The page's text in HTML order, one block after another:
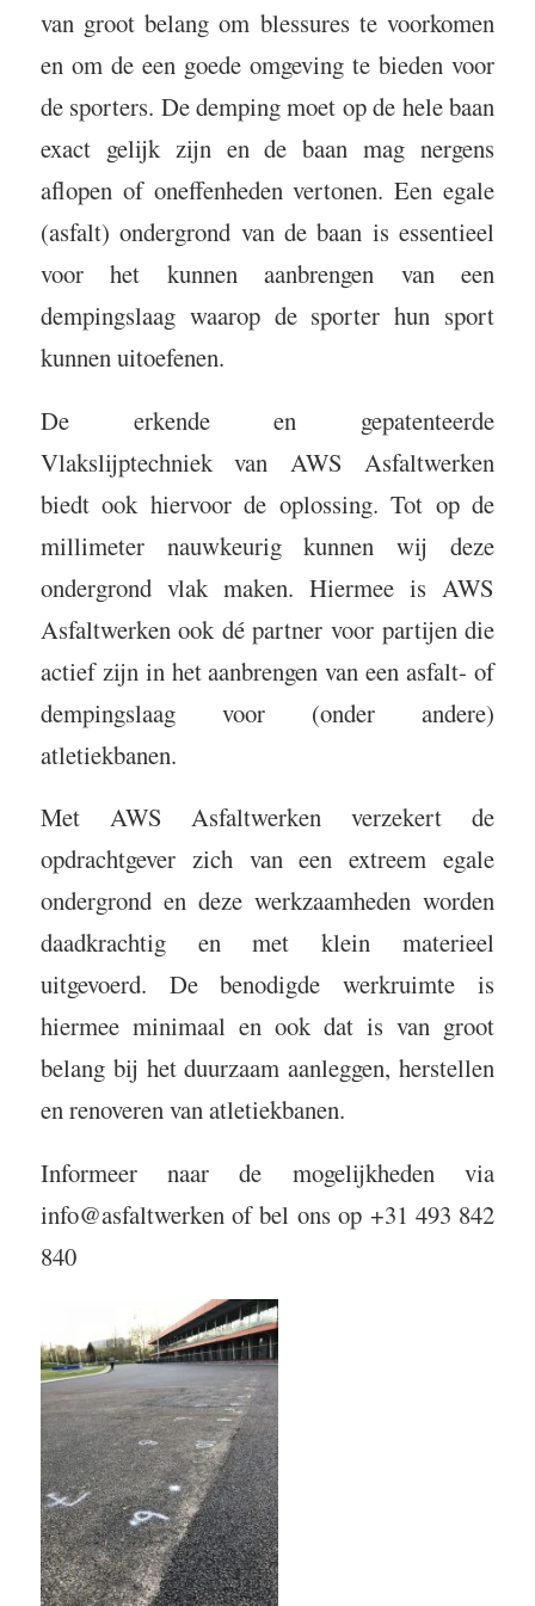
van groot belang om blessures te voorkomen
en om de een goede omgeving te bieden voor
de sporters. De demping moet op de hele baan
exact gelijk zijn en de baan mag nergens
aflopen of oneffenheden vertonen. Een egale
(asfalt) ondergrond van de baan is essentieel
voor het kunnen aanbrengen van een
dempingslaag waarop de sporter hun sport
kunnen uitoefenen.
De erkende en gepatenteerde
Vlakslijptechniek van AWS Asfaltwerken
biedt ook hiervoor de oplossing. Tot op de
millimeter nauwkeurig kunnen wij deze
ondergrond vlak maken. Hiermee is AWS
Asfaltwerken ook dé partner voor partijen die
actief zijn in het aanbrengen van een asfalt- of
dempingslaag voor (onder andere)
atletiekbanen.
Met AWS Asfaltwerken verzekert de
opdrachtgever zich van een extreem egale
ondergrond en deze werkzaamheden worden
daadkrachtig en met klein materieel
uitgevoerd. De benodigde werkruimte is
hiermee minimaal en ook dat is van groot
belang bij het duurzaam aanleggen, herstellen
en renoveren van atletiekbanen.
Informeer naar de mogelijkheden via
info@asfaltwerken of bel ons op +31 493 842
840